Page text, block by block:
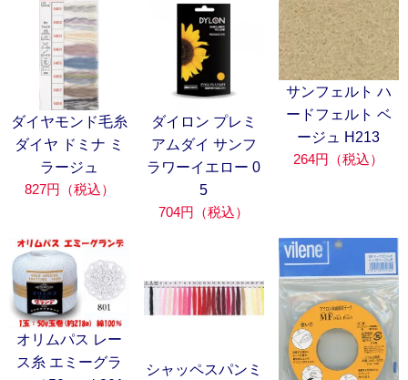
ダイヤモンド毛糸
ダイヤ ドミナ ミ
ラージュ
827円（税込）
ダイロン プレミ
アムダイ サンフ
ラワーイエロー 0
5
704円（税込）
サンフェルト ハ
ードフェルト ベ
ージュ H213
264円（税込）
オリムパス レー
ス糸 エミーグラ
シャッペスパンミ